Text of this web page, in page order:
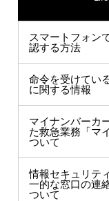
スマートフォン
認する方法
命令を受けてい
に関する情報
マイナンバーカ
た救急業務「マ
ついて
情報セキュリテ
一的な窓口の連
ついて